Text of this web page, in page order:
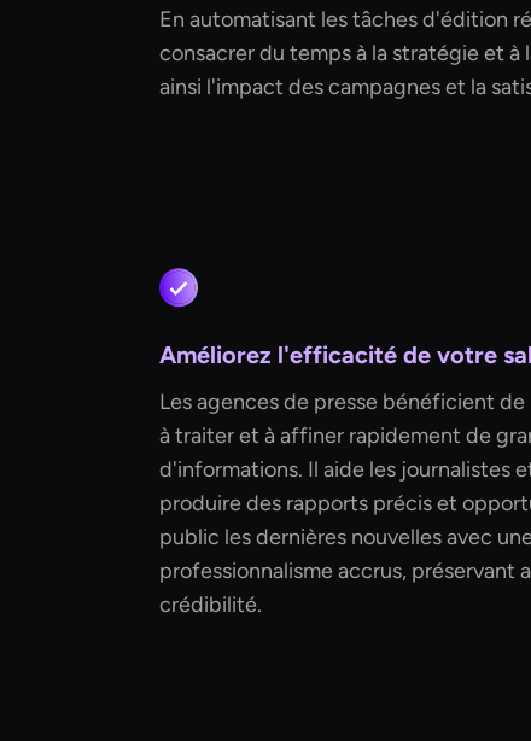
En automatisant les tâches d'édition
consacrer du temps à la stratégie et à
ainsi l'impact des campagnes et la
Améliorez l'efficacité de votre
Les agences de presse bénéficient
à traiter et à affiner rapidement de
d'informations. Il aide les journalistes
produire des rapports précis et
public les dernières nouvelles avec
professionnalisme accrus, préservant
crédibilité.